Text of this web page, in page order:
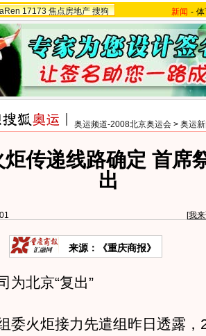
17173 焦点房地产 搜狗 新闻 -
奥运频道-2008北京奥运会 > 奥运
传递线路确定 首席
出
[我
来源：《重庆商报》
北京“复出”
火炬接力先遣组昨日透露，